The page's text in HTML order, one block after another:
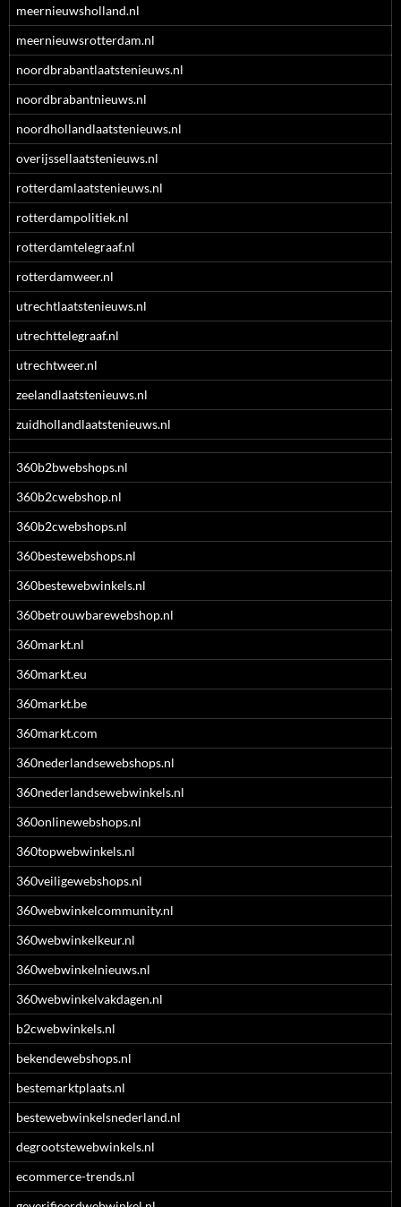
meernieuwsholland.nl
meernieuwsrotterdam.nl
noordbrabantlaatstenieuws.nl
noordbrabantnieuws.nl
noordhollandlaatstenieuws.nl
overijssellaatstenieuws.nl
rotterdamlaatstenieuws.nl
rotterdampolitiek.nl
rotterdamtelegraaf.nl
rotterdamweer.nl
utrechtlaatstenieuws.nl
utrechttelegraaf.nl
utrechtweer.nl
zeelandlaatstenieuws.nl
zuidhollandlaatstenieuws.nl
360b2bwebshops.nl
360b2cwebshop.nl
360b2cwebshops.nl
360bestewebshops.nl
360bestewebwinkels.nl
360betrouwbarewebshop.nl
360markt.nl
360markt.eu
360markt.be
360markt.com
360nederlandsewebshops.nl
360nederlandsewebwinkels.nl
360onlinewebshops.nl
360topwebwinkels.nl
360veiligewebshops.nl
360webwinkelcommunity.nl
360webwinkelkeur.nl
360webwinkelnieuws.nl
360webwinkelvakdagen.nl
b2cwebwinkels.nl
bekendewebshops.nl
bestemarktplaats.nl
bestewebwinkelsnederland.nl
degrootstewebwinkels.nl
ecommerce-trends.nl